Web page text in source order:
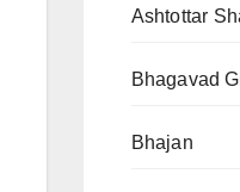
Ashtottar
Bhagavad
Bhajan